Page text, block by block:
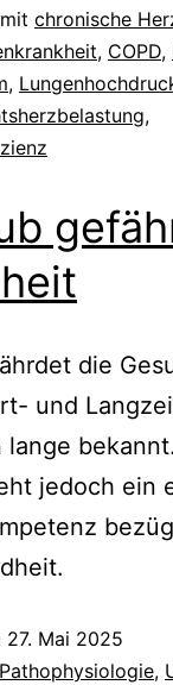
chronische
, COPD,
,
,
die
und
lange
jedoch ein
27. Mai 2025
Pathophysiologie,